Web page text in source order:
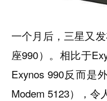
一个月后，三星又
座990）。相比于
Exynos 990反而是
Modem 5123），令